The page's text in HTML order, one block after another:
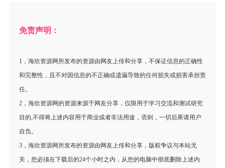
免责声明：
1，海欣资源网所发布的资源由网友上传和分享，不保证信息的正确性
和完整性，且不对因信息的不正确或遗漏导致的任何损失或损害承担责
任。
2，海欣资源网的资源来源于网友分享，仅限用于学习交流和测试研究
目的,不得将上述内容用于商业或者非法用途，否则，一切后果请用户
自负。
3，海欣资源网所发布的资源由网友上传和分享，版权争议与本站无
关，您必须在下载后的24个小时之内，从您的电脑中彻底删除上述内